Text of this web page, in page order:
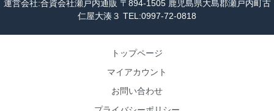
運営会社:合資会社瀬戸内通販 〒894-1505 鹿児島県大島郡瀬戸内町古
仁屋大湊３ TEL:0997-72-0818
トップページ
マイアカウント
お問い合わせ